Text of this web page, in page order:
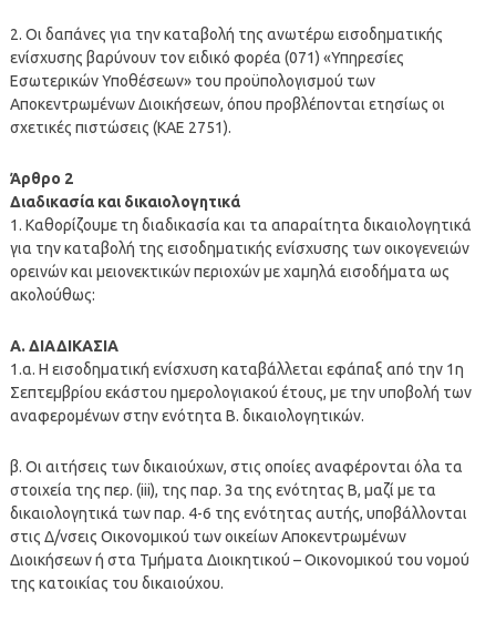
2. Οι δαπάνες για την καταβολή της ανωτέρω εισοδηματικής
ενίσχυσης βαρύνουν τον ειδικό φορέα (071) «Υπηρεσίες
Εσωτερικών Υποθέσεων» του προϋπολογισμού των
Αποκεντρωμένων Διοικήσεων, όπου προβλέπονται ετησίως οι
σχετικές πιστώσεις (ΚΑΕ 2751).
Άρθρο 2
Διαδικασία και δικαιολογητικά
1. Καθορίζουμε τη διαδικασία και τα απαραίτητα δικαιολογητικά
για την καταβολή της εισοδηματικής ενίσχυσης των οικογενειών
ορεινών και μειονεκτικών περιοχών με χαμηλά εισοδήματα ως
ακολούθως:
Α. ΔΙΑΔΙΚΑΣΙΑ
1.α. Η εισοδηματική ενίσχυση καταβάλλεται εφάπαξ από την 1η
Σεπτεμβρίου εκάστου ημερολογιακού έτους, με την υποβολή των
αναφερομένων στην ενότητα Β. δικαιολογητικών.
β. Οι αιτήσεις των δικαιούχων, στις οποίες αναφέρονται όλα τα
στοιχεία της περ. (iii), της παρ. 3α της ενότητας Β, μαζί με τα
δικαιολογητικά των παρ. 4-6 της ενότητας αυτής, υποβάλλονται
στις Δ/νσεις Οικονομικού των οικείων Αποκεντρωμένων
Διοικήσεων ή στα Τμήματα Διοικητικού – Οικονομικού του νομού
της κατοικίας του δικαιούχου.